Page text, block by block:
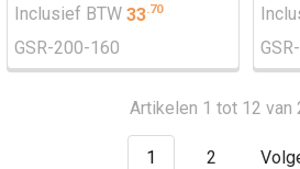
Inclusief BTW 33.70
GSR-200-160
Artikelen 1 tot 12 van
1 2